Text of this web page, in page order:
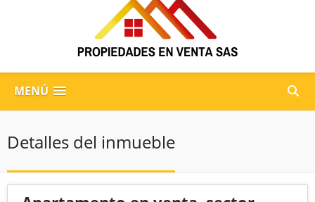
MENÚ
Detalles del inmueble